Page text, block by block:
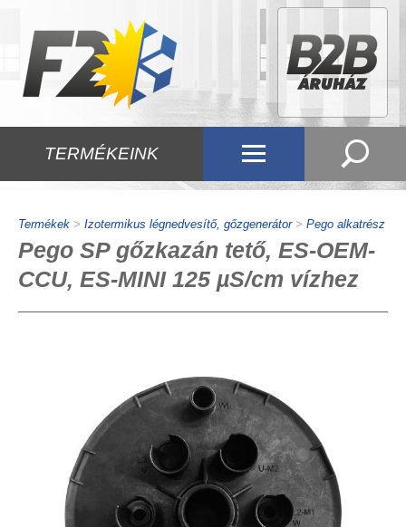
TERMÉKEINK
Termékek > Izotermikus légnedvesítő, gőzgenerátor> Pego alkatrész
Pego SP gőzkazán tető, ES-OEM-
CCU, ES-MINI 125 µS/cm vízhez